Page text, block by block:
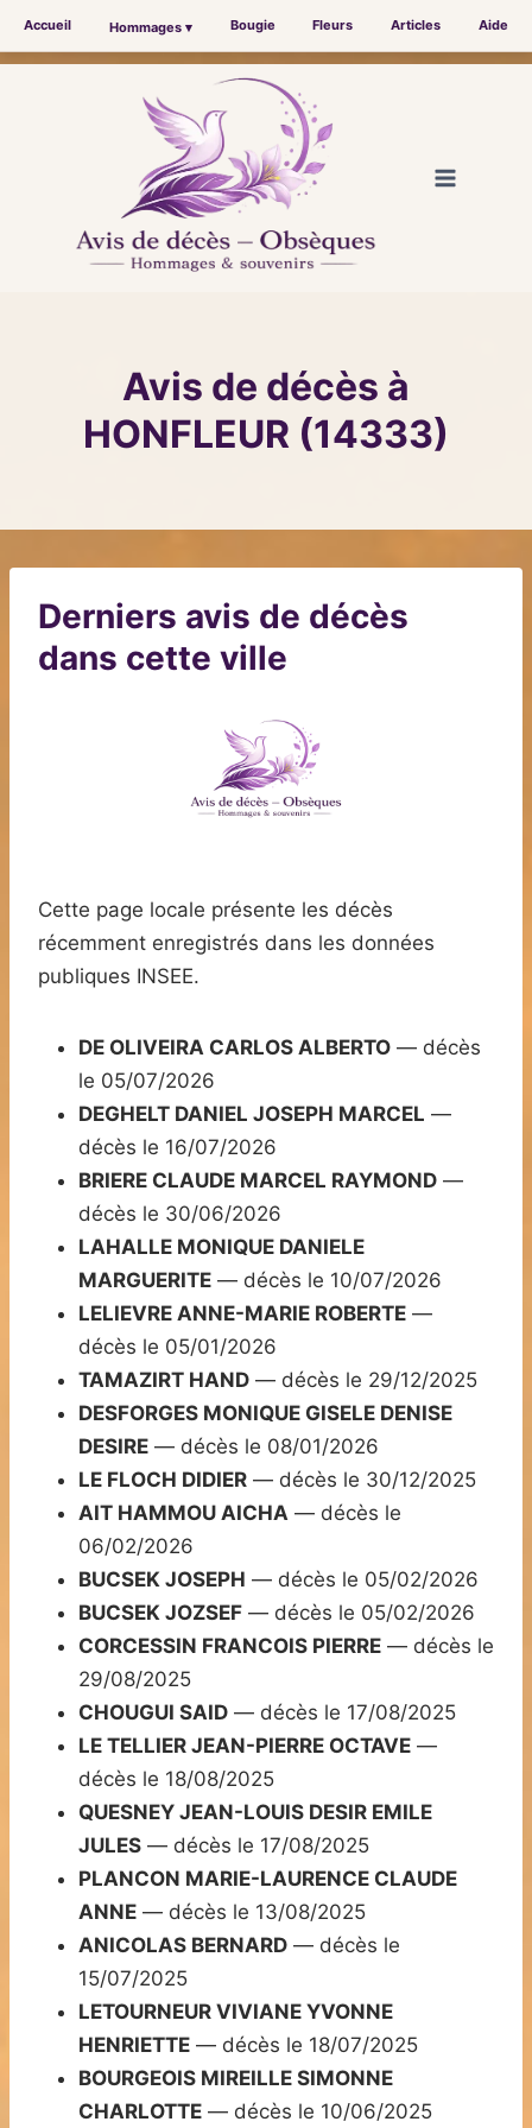
Accueil Hommages ▾ Bougie Fleurs Articles Aide
Avis de décès à
HONFLEUR (14333)
Derniers avis de décès
dans cette ville
Cette page locale présente les décès
récemment enregistrés dans les données
publiques INSEE.
DE OLIVEIRA CARLOS ALBERTO — décès
le 05/07/2026
DEGHELT DANIEL JOSEPH MARCEL —
décès le 16/07/2026
BRIERE CLAUDE MARCEL RAYMOND —
décès le 30/06/2026
LAHALLE MONIQUE DANIELE
MARGUERITE — décès le 10/07/2026
LELIEVRE ANNE-MARIE ROBERTE —
décès le 05/01/2026
TAMAZIRT HAND — décès le 29/12/2025
DESFORGES MONIQUE GISELE DENISE
DESIRE — décès le 08/01/2026
LE FLOCH DIDIER — décès le 30/12/2025
AIT HAMMOU AICHA — décès le
06/02/2026
BUCSEK JOSEPH — décès le 05/02/2026
BUCSEK JOZSEF — décès le 05/02/2026
CORCESSIN FRANCOIS PIERRE — décès le
29/08/2025
CHOUGUI SAID — décès le 17/08/2025
LE TELLIER JEAN-PIERRE OCTAVE —
décès le 18/08/2025
QUESNEY JEAN-LOUIS DESIR EMILE
JULES — décès le 17/08/2025
PLANCON MARIE-LAURENCE CLAUDE
ANNE — décès le 13/08/2025
ANICOLAS BERNARD — décès le
15/07/2025
LETOURNEUR VIVIANE YVONNE
HENRIETTE — décès le 18/07/2025
BOURGEOIS MIREILLE SIMONNE
CHARLOTTE — décès le 10/06/2025